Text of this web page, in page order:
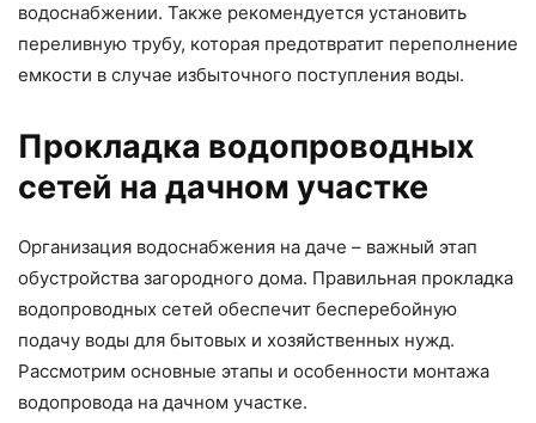
водоснабжении. Также рекомендуется установить
переливную трубу, которая предотвратит переполнение
емкости в случае избыточного поступления воды.
Прокладка водопроводных
сетей на дачном участке
Организация водоснабжения на даче – важный этап
обустройства загородного дома. Правильная прокладка
водопроводных сетей обеспечит бесперебойную
подачу воды для бытовых и хозяйственных нужд.
Рассмотрим основные этапы и особенности монтажа
водопровода на дачном участке.